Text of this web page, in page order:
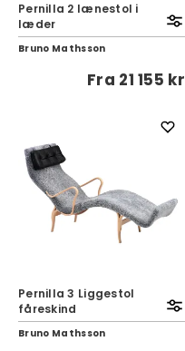
Pernilla 2 lænestol i
læder
Bruno Mathsson
Fra 21 155 kr
Pernilla 3 Liggestol
fåreskind
Bruno Mathsson